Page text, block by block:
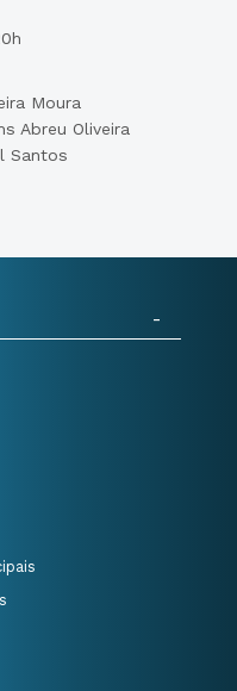
Moura
Abreu Oliveira
Santos